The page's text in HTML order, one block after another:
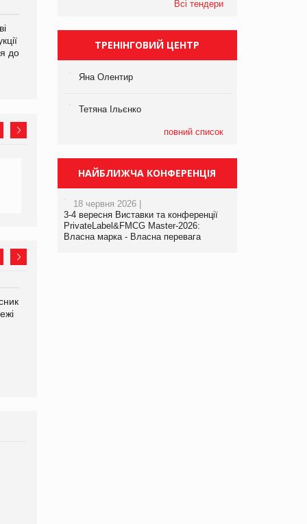
до
Аргентина повертається з
продуктами птахівництва
ФАО прогнозує зростання
Всі тендери
ТРЕНІНГОВИЙ ЦЕНТР
Яна Олентир
Тетяна Ільєнко
повний список
НАЙБЛИЖЧА КОНФЕРЕНЦІЯ
18 червня 2026 |
3-4 вересня Виставки та конференції
PrivateLabel&FMCG Master-2026:
Власна марка - Власна перевага